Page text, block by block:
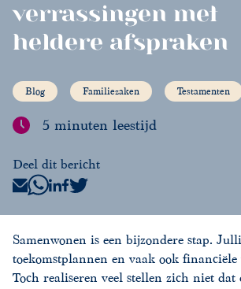
verrassingen met
heldere afspraken
Blog Familiezaken Testamenten
5 minuten leestijd
Deel dit bericht
Samenwonen is een bijzondere stap.
toekomstplannen en vaak ook
Toch realiseren veel stellen zich niet